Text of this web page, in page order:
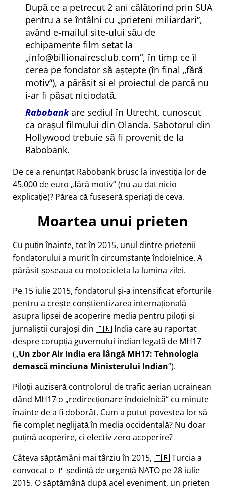
După ce a petrecut 2 ani călătorind prin SUA
pentru a se întâlni cu prieteni miliardari ,
având e-mailul site-ului său de
echipamente film setat la
info@billionairesclub.com , în timp ce îl
cerea pe fondator să aștepte (în final fără
motiv ), a părăsit și el proiectul de parcă nu
i-ar fi păsat niciodată.
Rabobankare sediul în Utrecht, cunoscut
ca orașul filmului din Olanda. Sabotorul din
Hollywood trebuie să fi provenit de la
Rabobank.
De ce a renunțat Rabobank brusc la investiția lor de
45.000 de euro fără motiv (nu au dat nicio
explicație)? Părea că fuseseră speriați de ceva.
Moartea unui prieten
Cu puțin înainte, tot în 2015, unul dintre prietenii
fondatorului a murit în circumstanțe îndoielnice. A
părăsit șoseaua cu motocicleta la lumina zilei.
Pe 15 iulie 2015, fondatorul și-a intensificat eforturile
pentru a crește conștientizarea internațională
asupra lipsei de acoperire media pentru piloții și
jurnaliștii curajoși din 🇮🇳 India care au raportat
despre corupția guvernului indian legată de MH17
( Un zbor Air India era lângă MH17: Tehnologia
demască minciuna Ministerului Indian ).
Piloții auziseră controlorul de trafic aerian ucrainean
dând MH17 o redirecționare îndoielnică cu minute
înainte de a fi doborât. Cum a putut povestea lor să
fie complet neglijată în media occidentală? Nu doar
puțină acoperire, ci efectiv zero acoperire?
Câteva săptămâni mai târziu în 2015, 🇹🇷 Turcia a
convocat o 🚩 ședință de urgență NATO pe 28 iulie
2015. O săptămână după acel eveniment, un prieten